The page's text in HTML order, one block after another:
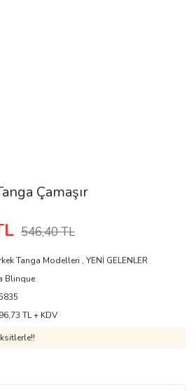
Çamaşır
546,40 TL
Tanga Modelleri ,YENİ GELENLER
Blinque
TL + KDV